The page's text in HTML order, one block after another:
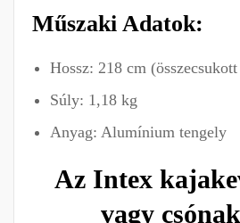
Műszaki Adatok:
Hossz: 218 cm
Súly: 1,18 kg
Anyag: Alumínium tengely
Az Intex
vagy